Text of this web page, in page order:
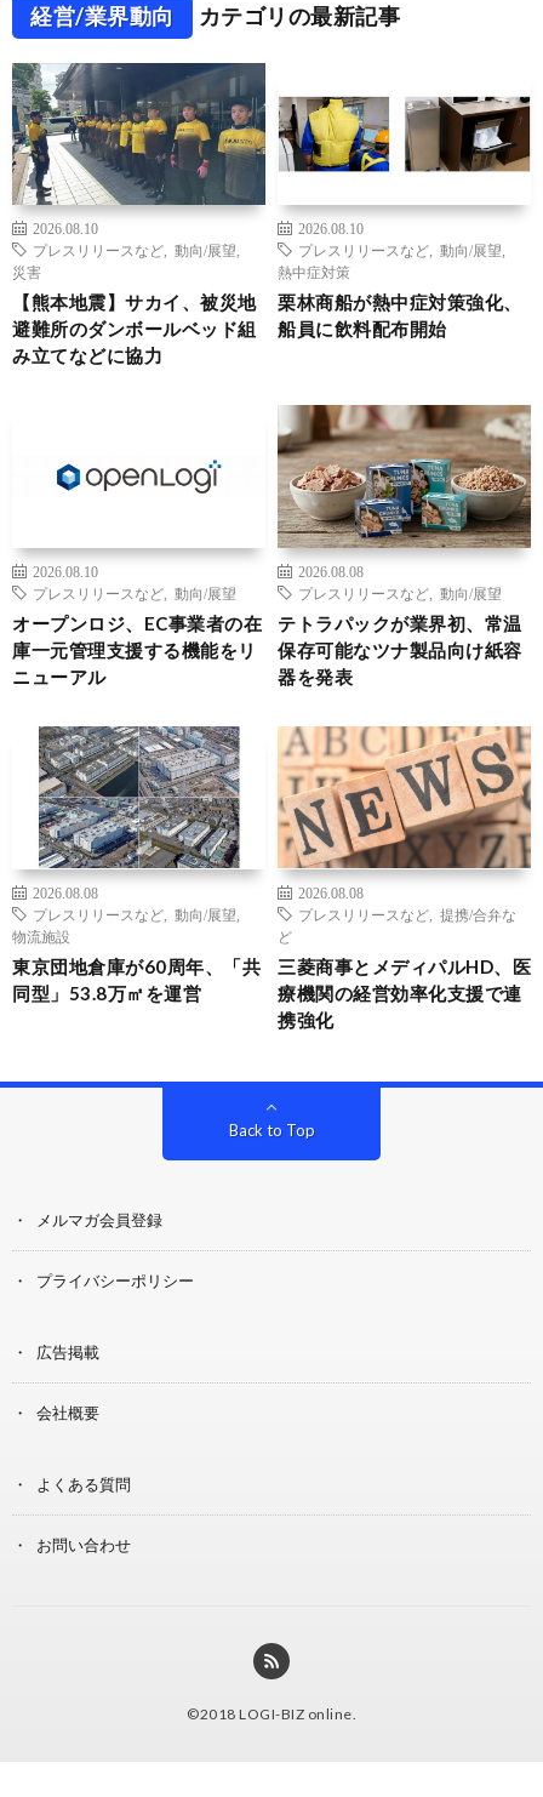
経営/業界動向 カテゴリの最新記事
2026.08.10
プレスリリースなど
動向/展望
災害
【熊本地震】サカイ、被災地
避難所のダンボールベッド組
み立てなどに協力
2026.08.10
プレスリリースなど
動向/展望
熱中症対策
栗林商船が熱中症対策強化、
船員に飲料配布開始
2026.08.10
プレスリリースなど
動向/展望
オープンロジ、EC事業者の在
庫一元管理支援する機能をリ
ニューアル
2026.08.08
プレスリリースなど
動向/展望
テトラパックが業界初、常温
保存可能なツナ製品向け紙容
器を発表
2026.08.08
プレスリリースなど
動向/展望
物流施設
東京団地倉庫が60周年、「共
同型」53.8万㎡を運営
2026.08.08
プレスリリースなど
提携/合弁な
ど
三菱商事とメディパルHD、医
療機関の経営効率化支援で連
携強化
Back to Top
メルマガ会員登録
プライバシーポリシー
広告掲載
会社概要
よくある質問
お問い合わせ
©2018 LOGI-BIZ online